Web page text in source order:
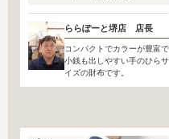
ららぽーと堺店 店長
コンパクトでカラーが豊富で
小銭も出しやすい手のひらサ
イズの財布です。